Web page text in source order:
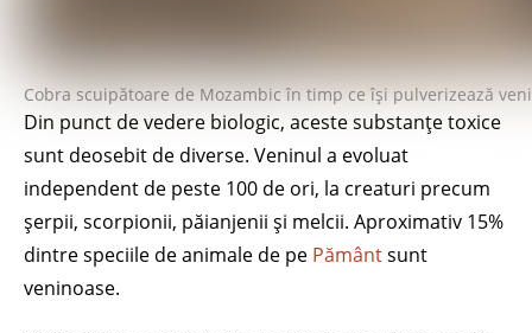
Cobra scuipătoare de Mozambic în timp ce își pulverizează
Din punct de vedere biologic, aceste substanțe toxice
sunt deosebit de diverse. Veninul a evoluat
independent de peste 100 de ori, la creaturi precum
șerpii, scorpionii, păianjenii și melcii. Aproximativ 15%
dintre speciile de animale de pe Pământsunt
veninoase.